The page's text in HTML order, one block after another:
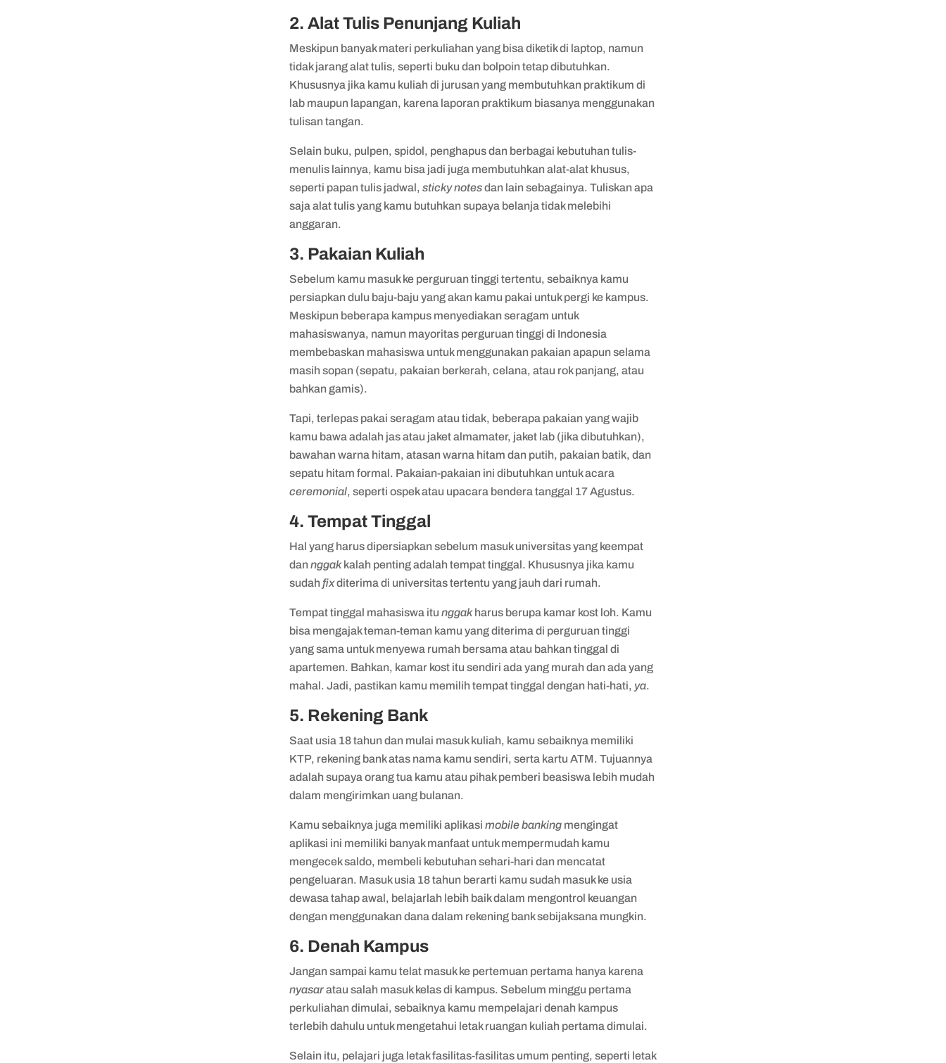
2. Alat Tulis Penunjang Kuliah
Meskipun banyak materi perkuliahan yang bisa diketik di laptop, namun
tidak jarang alat tulis, seperti buku dan bolpoin tetap dibutuhkan.
Khususnya jika kamu kuliah di jurusan yang membutuhkan praktikum di
lab maupun lapangan, karena laporan praktikum biasanya menggunakan
tulisan tangan.
Selain buku, pulpen, spidol, penghapus dan berbagai kebutuhan tulis-
menulis lainnya, kamu bisa jadi juga membutuhkan alat-alat khusus,
seperti papan tulis jadwal,sticky notesdan lain sebagainya. Tuliskan apa
saja alat tulis yang kamu butuhkan supaya belanja tidak melebihi
anggaran.
3. Pakaian Kuliah
Sebelum kamu masuk ke perguruan tinggi tertentu, sebaiknya kamu
persiapkan dulu baju-baju yang akan kamu pakai untuk pergi ke kampus.
Meskipun beberapa kampus menyediakan seragam untuk
mahasiswanya, namun mayoritas perguruan tinggi di Indonesia
membebaskan mahasiswa untuk menggunakan pakaian apapun selama
masih sopan (sepatu, pakaian berkerah, celana, atau rok panjang, atau
bahkan gamis).
Tapi, terlepas pakai seragam atau tidak, beberapa pakaian yang wajib
kamu bawa adalah jas atau jaket almamater, jaket lab (jika dibutuhkan),
bawahan warna hitam, atasan warna hitam dan putih, pakaian batik, dan
sepatu hitam formal. Pakaian-pakaian ini dibutuhkan untuk acara
ceremonial, seperti ospek atau upacara bendera tanggal 17 Agustus.
4. Tempat Tinggal
Hal yang harus dipersiapkan sebelum masuk universitas yang keempat
dannggakkalah penting adalah tempat tinggal. Khususnya jika kamu
sudah fixditerima di universitas tertentu yang jauh dari rumah.
Tempat tinggal mahasiswa itunggakharus berupa kamar kost loh. Kamu
bisa mengajak teman-teman kamu yang diterima di perguruan tinggi
yang sama untuk menyewa rumah bersama atau bahkan tinggal di
apartemen. Bahkan, kamar kost itu sendiri ada yang murah dan ada yang
mahal. Jadi, pastikan kamu memilih tempat tinggal dengan hati-hati, ya.
5. Rekening Bank
Saat usia 18 tahun dan mulai masuk kuliah, kamu sebaiknya memiliki
KTP, rekening bank atas nama kamu sendiri, serta kartu ATM. Tujuannya
adalah supaya orang tua kamu atau pihak pemberi beasiswa lebih mudah
dalam mengirimkan uang bulanan.
Kamu sebaiknya juga memiliki aplikasimobile banking mengingat
aplikasi ini memiliki banyak manfaat untuk mempermudah kamu
mengecek saldo, membeli kebutuhan sehari-hari dan mencatat
pengeluaran. Masuk usia 18 tahun berarti kamu sudah masuk ke usia
dewasa tahap awal, belajarlah lebih baik dalam mengontrol keuangan
dengan menggunakan dana dalam rekening bank sebijaksana mungkin.
6. Denah Kampus
Jangan sampai kamu telat masuk ke pertemuan pertama hanya karena
nyasaratau salah masuk kelas di kampus. Sebelum minggu pertama
perkuliahan dimulai, sebaiknya kamu mempelajari denah kampus
terlebih dahulu untuk mengetahui letak ruangan kuliah pertama dimulai.
Selain itu, pelajari juga letak fasilitas-fasilitas umum penting, seperti letak